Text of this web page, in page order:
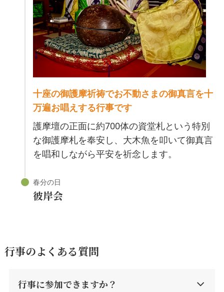
十座の御護摩祈祷でお不動さまの御真言を十
万遍お唱えする行事です
護摩壇の正面に約700体の資堂札という特別
な御護摩札を奉安し、大木魚を叩いて御真言
を唱和しながら平安を祈念します。
彼岸会
行事のよくある質問
行事に参加できますか？